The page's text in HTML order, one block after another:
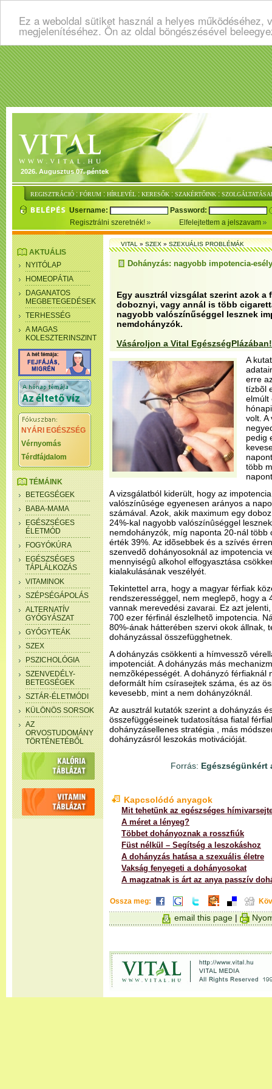
Ez a weboldal sütiket használ a helyes
megjelenítéséhez. Ön az oldal böngészésével
2026. Augusztus 07. péntek
REGISZTRÁCIÓ : FÓRUM : HÍRLEVÉL : KERESŐK : SZAKÉRTŐINK :
Username:
Password:
Regisztrálni szeretnék!
Elfelejtettem a jelszavam
AKTUÁLIS
NYITÓLAP
HOMEOPÁTIA
DAGANATOS
MEGBETEGEDÉSEK
TERHESSÉG
A MAGAS
KOLESZTERINSZINT
NYÁRI EGÉSZSÉG
Vérnyomás
Térdfájdalom
TÉMÁINK
BETEGSÉGEK
BABA-MAMA
EGÉSZSÉGES
ÉLETMÓD
FOGYÓKÚRA
EGÉSZSÉGES
TÁPLÁLKOZÁS
VITAMINOK
SZÉPSÉGÁPOLÁS
ALTERNATÍV
GYÓGYÁSZAT
GYÓGYTEÁK
SZEX
PSZICHOLÓGIA
SZENVEDÉLY-
BETEGSÉGEK
SZTÁR-ÉLETMÓDI
KÜLÖNÖS SORSOK
AZ
ORVOSTUDOMÁNY
TÖRTÉNETÉBŐL
VITAL»SZEX»SZEXUÁLIS PROBLÉMÁK
Dohányzás: nagyobb impotencia-esély
Egy ausztrál vizsgálat szerint azok a
doboznyi, vagy annál is több
nagyobb valószínűséggel lesznek
nemdohányzók.
Vásároljon a Vital
A
erre
tízbõl
elmúlt
volt. A
pedig
több
A vizsgálatból kiderült, hogy az
valószínûsége egyenesen arányos a
számával. Azok, akik maximum egy
24%-kal nagyobb valószínûséggel
nemdohányzók, míg naponta 20-nál több
érték 39%. Az idõsebbek és a szívés
szenvedõ dohányosoknál az impotencia
mennyiségû alkohol elfogyasztása
kialakulásának veszélyét.
Tekintettel arra, hogy a magyar férfiak
rendszerességgel, nem meglepõ, hogy a
vannak merevedési zavarai. Ez azt
700 ezer férfinál észlelhetõ impotencia.
80%-ának hátterében szervi okok állnak,
dohányzással összefügghetnek.
A dohányzás csökkenti a hímvesszõ
impotenciát. A dohányzás más
nemzõképességét. A dohányzó férfiaknál
deformált hím csírasejtek száma, és az
kevesebb, mint a nem dohányzóknál.
Az ausztrál kutatók szerint a dohányzás
összefüggéseinek tudatosítása fiatal
dohányzásellenes stratégia , más
dohányzásról leszokás motivációját.
Forrás: Egészségünkért
Kapcsolódó anyagok
Mit tehetünk az egészséges
A méret a lényeg?
Többet dohányoznak a rosszfiúk
Füst nélkül – Segítség a leszokáshoz
A dohányzás hatása a szexuális életre
Vakság fenyegeti a dohányosokat
A magzatnak is árt az anya passzív
Ossza meg:
email this page |